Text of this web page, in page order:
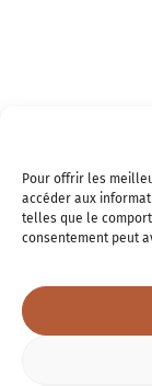
Pour offrir les
accéder aux
telles que le
consentement peut